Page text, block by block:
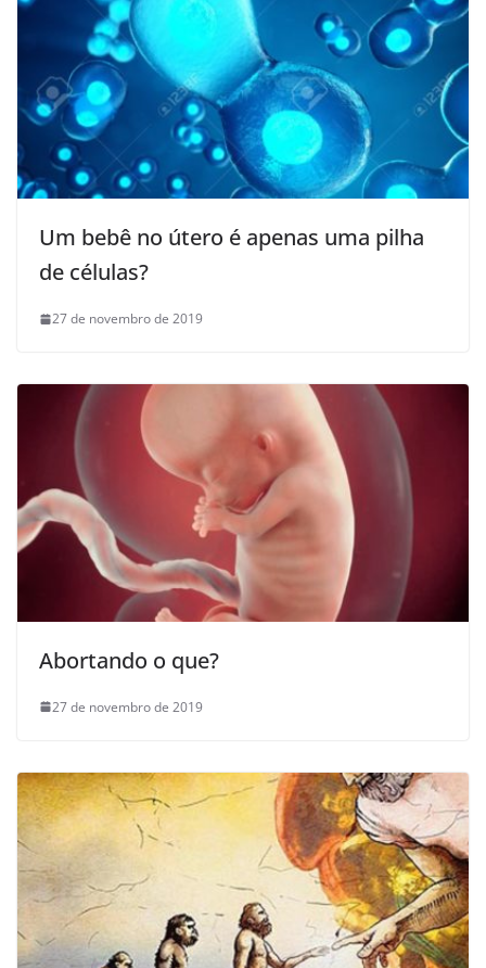
Um bebê no útero é apenas uma pilha
de células?
27 de novembro de 2019
Abortando o que?
27 de novembro de 2019